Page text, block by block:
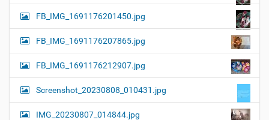
FB_IMG_1691176201450.jpg
FB_IMG_1691176207865.jpg
FB_IMG_1691176212907.jpg
Screenshot_20230808_010431.jpg
IMG_20230807_014844.jpg